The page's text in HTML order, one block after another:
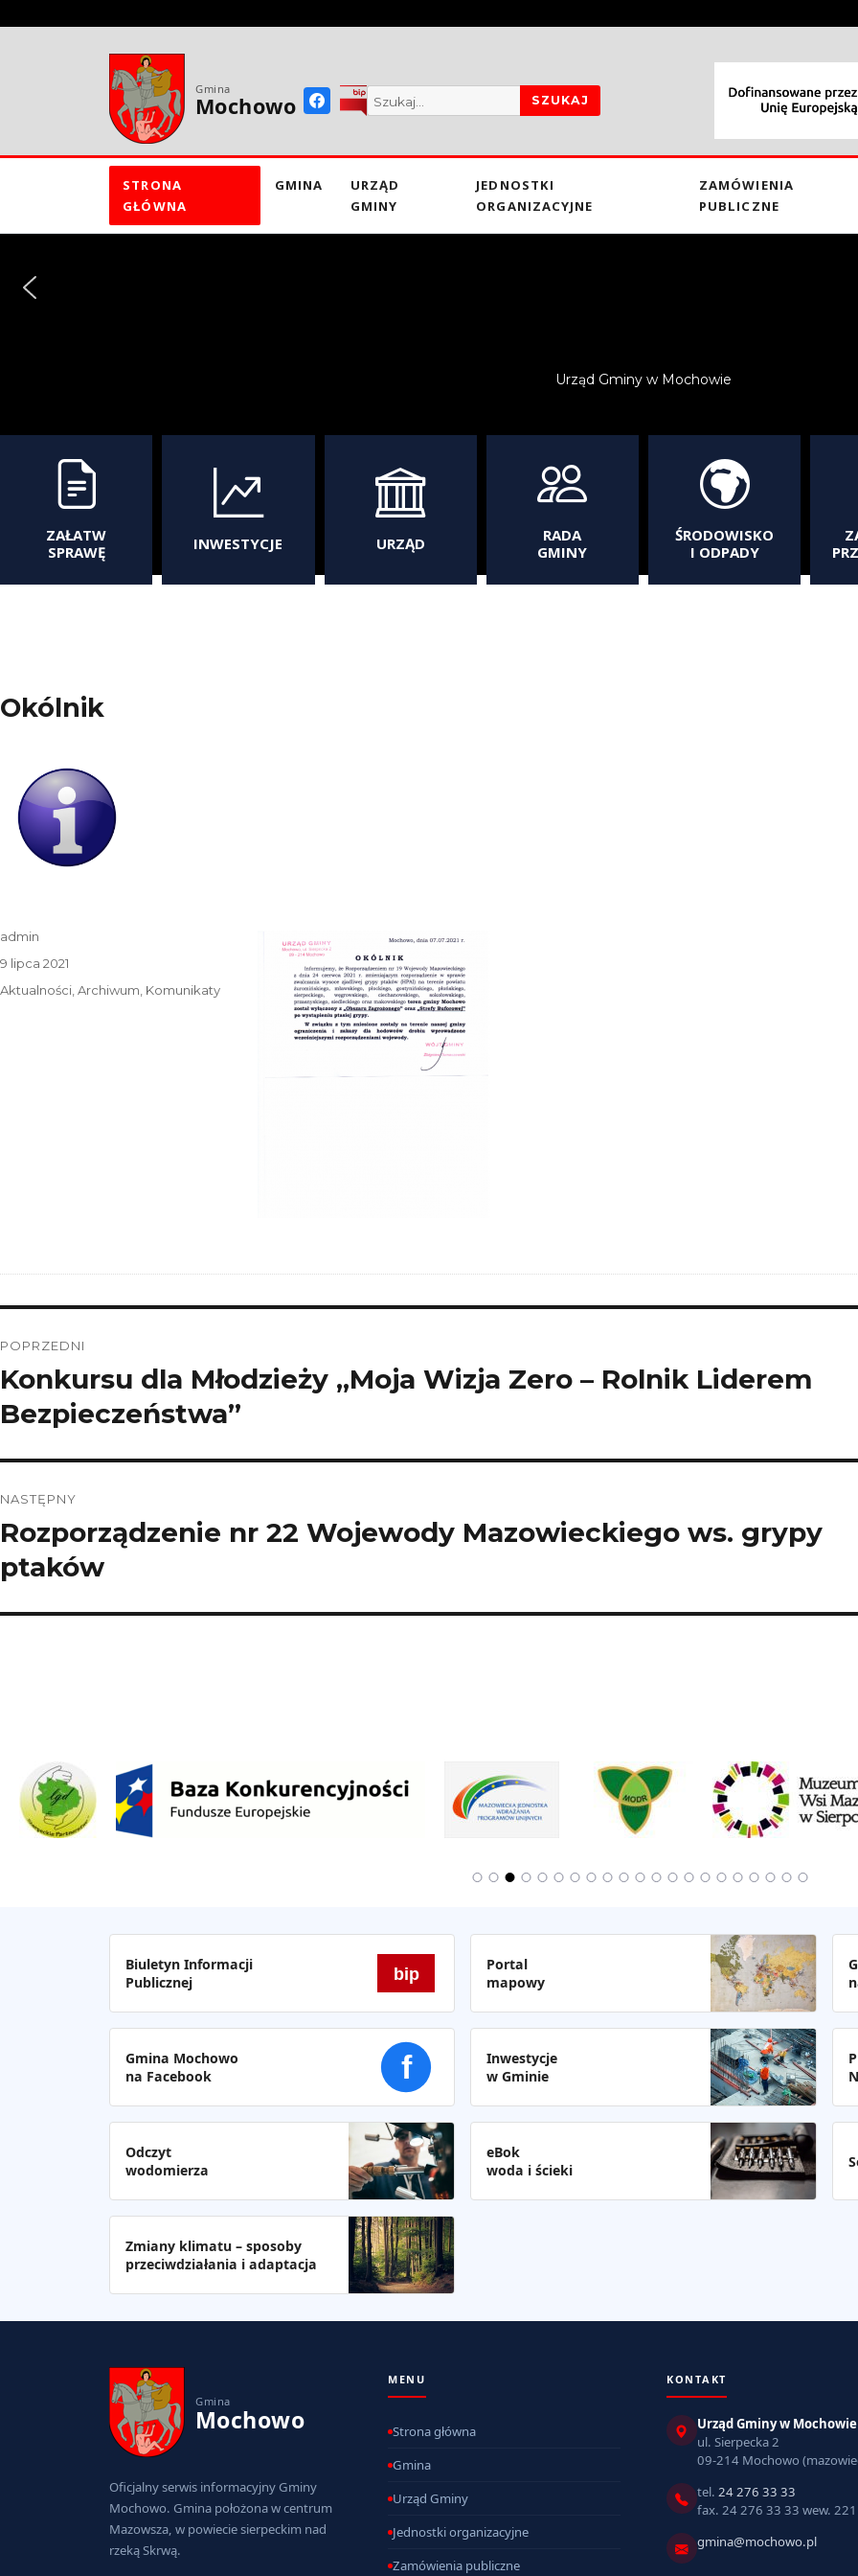
treści
Urząd Gminy w Mochowie
Gmina
Mochowo SZUKAJ
STRONA
GŁÓWNA
GMINA
URZĄD
GMINY
JEDNOSTKI
ORGANIZACYJNE
ZAMÓWIENIA
PUBLICZNE
ZAŁATW
SPRAWĘ
INWESTYCJE URZĄD
RADA
GMINY
ŚRODOWISKO
I ODPADY
Okólnik
Autor
admin
Data
publikacji
9 lipca 2021
Kategorie
Aktualności,Archiwum, Komunikaty
wpisu
POPRZEDNI
Poprzedni
wpis:
Konkursu dla Młodzieży „Moja Wizja Zero – Rolnik Liderem
Bezpieczeństwa”
NASTĘPNY
Następny
wpis:
Rozporządzenie nr 22 Wojewody Mazowieckiego ws. grypy
ptaków
Biuletyn Informacji
Publicznej
bip
Portal
mapowy
Gmina Mochowo
na Facebook
f
Inwestycje
w Gminie
Odczyt
wodomierza
eBok
woda i ścieki
Zmiany klimatu – sposoby
przeciwdziałania i adaptacja
Gmina
Mochowo
Oficjalny serwis informacyjny Gminy
Mochowo. Gmina położona w centrum
Mazowsza, w powiecie sierpeckim nad
rzeką Skrwą.
MENU
Strona główna
Gmina
Urząd Gminy
Jednostki organizacyjne
Zamówienia publiczne
KONTAKT
Urząd Gminy w Mochowie
ul. Sierpecka 2
09-214 Mochowo
tel. 24 276 33 33
fax. 24 276 33 33 wew. 221
gmina@mochowo.pl